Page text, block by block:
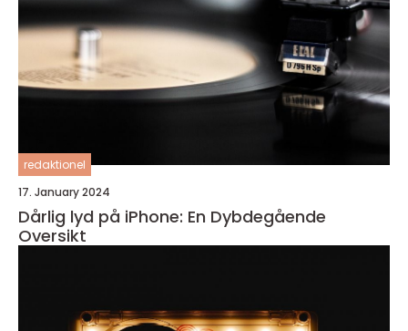
redaktionel
17. January 2024
Dårlig lyd på iPhone: En Dybdegående
Oversikt